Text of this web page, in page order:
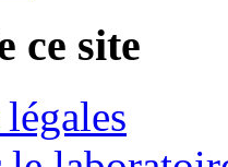
ce site